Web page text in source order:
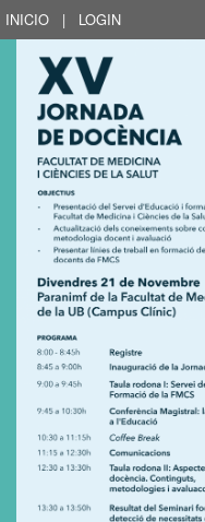
INICIO | LOGIN